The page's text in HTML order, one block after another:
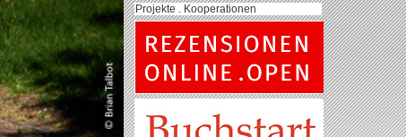
Projekte . Kooperationen